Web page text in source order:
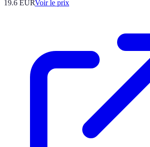
19.6 EURVoir le prix